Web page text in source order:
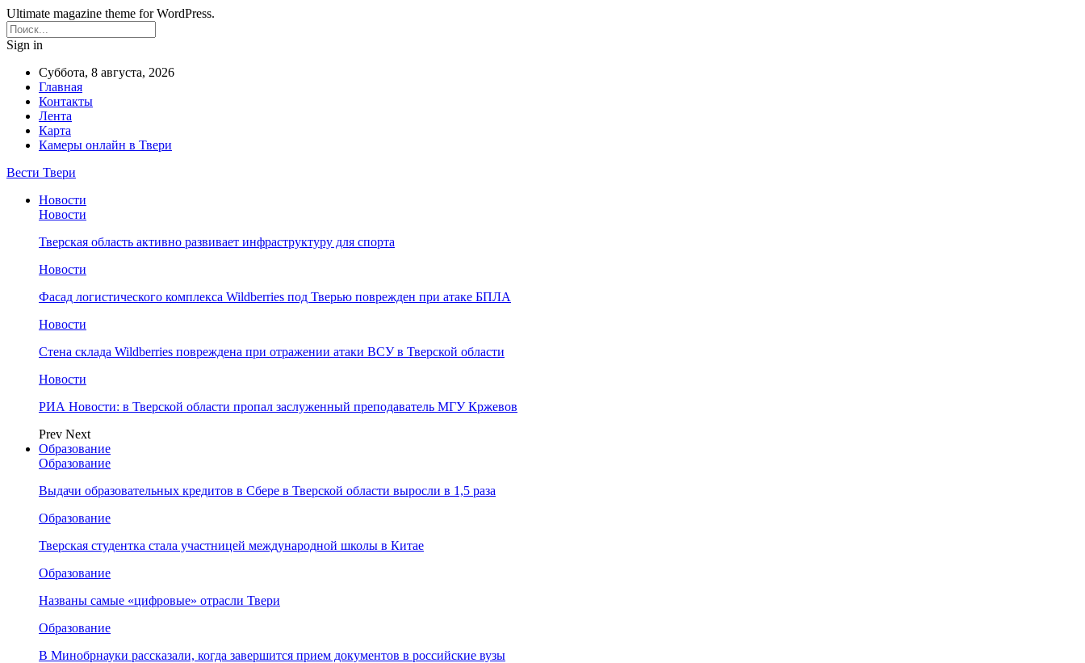
Ultimate magazine theme for WordPress.
Sign in
Суббота, 8 августа, 2026
Главная
Контакты
Лента
Карта
Камеры онлайн в Твери
Вести Твери
Новости
Новости
Тверская область активно развивает инфраструктуру для спорта
Новости
Фасад логистического комплекса Wildberries под Тверью поврежден при атаке БПЛА
Новости
Стена склада Wildberries повреждена при отражении атаки ВСУ в Тверской области
Новости
РИА Новости: в Тверской области пропал заслуженный преподаватель МГУ Кржевов
Prev Next
Образование
Образование
Выдачи образовательных кредитов в Сбере в Тверской области выросли в 1,5 раза
Образование
Тверская студентка стала участницей международной школы в Китае
Образование
Названы самые «цифровые» отрасли Твери
Образование
В Минобрнауки рассказали, когда завершится прием документов в российские вузы